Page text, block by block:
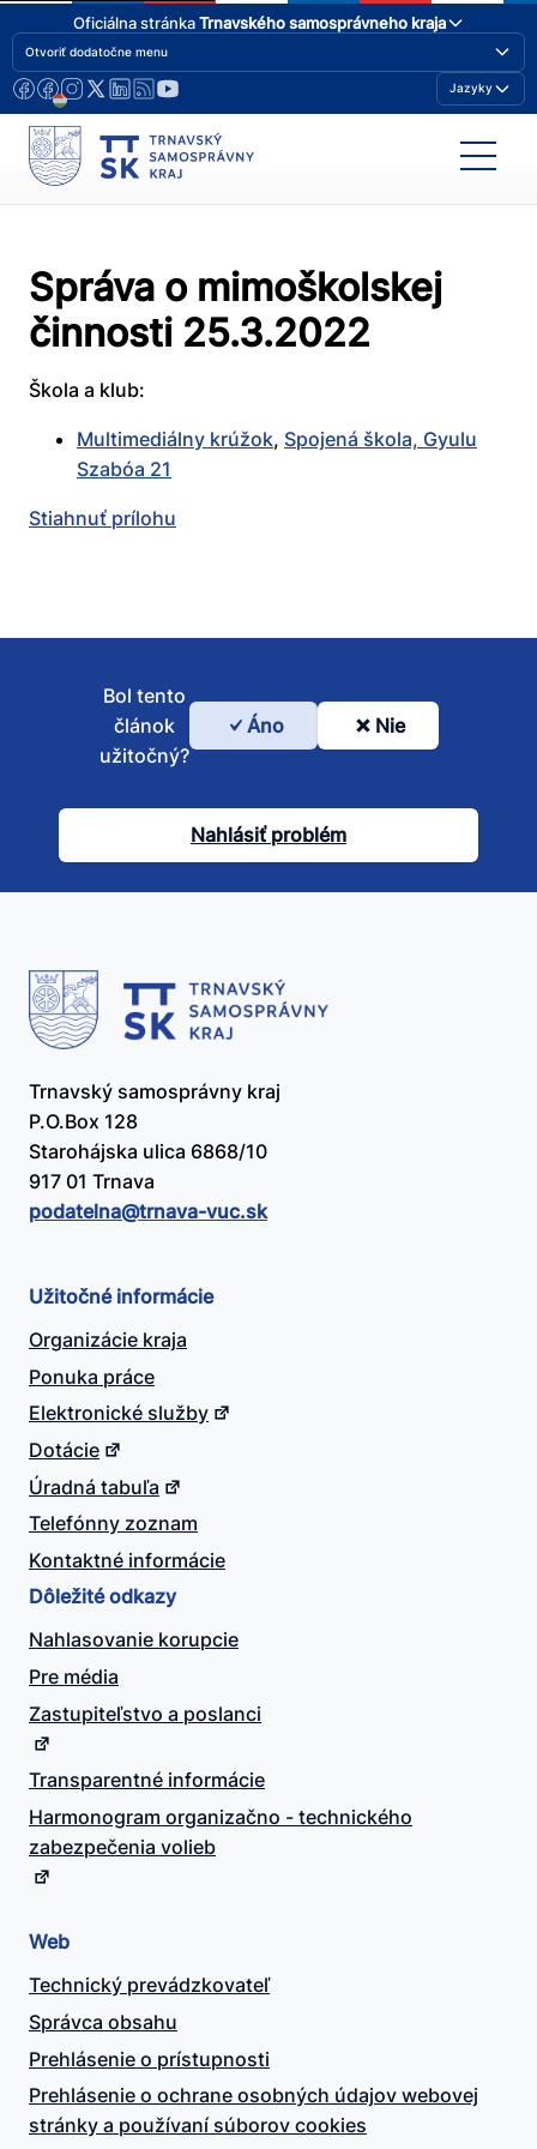
Oficiálna stránkaTrnavského samosprávneho kraja
Otvoriť dodatočne menu
Jazyky
Správa o mimoškolskej
činnosti 25.3.2022
Škola a klub:
Multimediálny krúžok, Spojená škola, Gyulu
Szabóa 21
Stiahnuť prílohu
Bol
článok
užitočný?
Bol tento
článok
užitočný?
Áno Nie
Nahlásiť problém
Trnavský samosprávny kraj
P.O.Box 128
Starohájska ulica 6868/10
917 01 Trnava
podatelna@​trnava-vuc.sk
Užitočné informácie
Organizácie kraja
Ponuka práce
Elektronické služby
Dotácie
Úradná tabuľa
Telefónny zoznam
Kontaktné informácie
Dôležité odkazy
Nahlasovanie korupcie
Pre média
Zastupiteľstvo a poslanci
Transparentné informácie
Harmonogram organizačno - technického
zabezpečenia volieb
Web
Technický prevádzkovateľ
Správca obsahu
Prehlásenie o prístupnosti
Prehlásenie o ochrane osobných údajov webovej
stránky a používaní súborov cookies